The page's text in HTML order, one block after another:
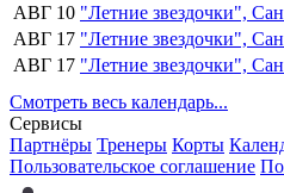
АВГ 10 "Летние звездочки",
АВГ 17 "Летние звездочки",
АВГ 17 "Летние звездочки",
Смотреть весь календарь...
Сервисы
Партнёры Тренеры Корты
Пользовательское соглашение